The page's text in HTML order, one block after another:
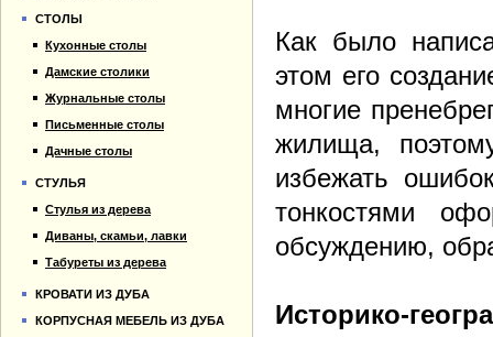
Как было
этом его
многие
жилища,
избежать
тонкостями
обсуждению,
Историко-
СТОЛЫ
Кухонные столы
Дамские столики
Журнальные столы
Письменные столы
Дачные столы
СТУЛЬЯ
Стулья из дерева
Диваны, скамьи, лавки
Табуреты из дерева
КРОВАТИ ИЗ ДУБА
КОРПУСНАЯ МЕБЕЛЬ ИЗ ДУБА